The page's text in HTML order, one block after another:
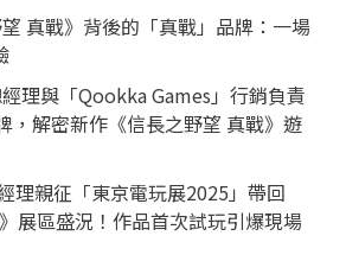
真戰》背後的「真戰」品牌：一場
經理與「Qookka Games」行銷負責
，解密新作《信長之野望 真戰》遊
理親征「東京電玩展2025」帶回
展區盛況！作品首次試玩引爆現場